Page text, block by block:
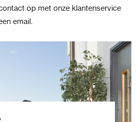
op met onze klantenservice
email.